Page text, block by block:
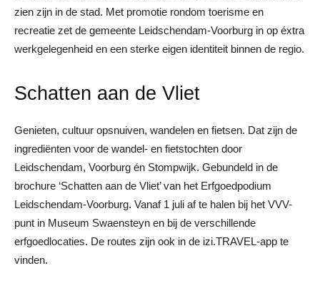
zien zijn in de stad. Met promotie rondom toerisme en
recreatie zet de gemeente Leidschendam-Voorburg in op éxtra
werkgelegenheid en een sterke eigen identiteit binnen de regio.
Schatten aan de Vliet
Genieten, cultuur opsnuiven, wandelen en fietsen. Dat zijn de
ingrediënten voor de wandel- en fietstochten door
Leidschendam, Voorburg én Stompwijk. Gebundeld in de
brochure ‘Schatten aan de Vliet’ van het Erfgoedpodium
Leidschendam-Voorburg. Vanaf 1 juli af te halen bij het VVV-
punt in Museum Swaensteyn en bij de verschillende
erfgoedlocaties. De routes zijn ook in de izi.TRAVEL-app te
vinden.